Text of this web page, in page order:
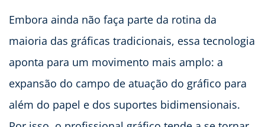
Embora ainda não faça parte da rotina da
maioria das gráficas tradicionais, essa tecnologia
aponta para um movimento mais amplo: a
expansão do campo de atuação do gráfico para
além do papel e dos suportes bidimensionais.